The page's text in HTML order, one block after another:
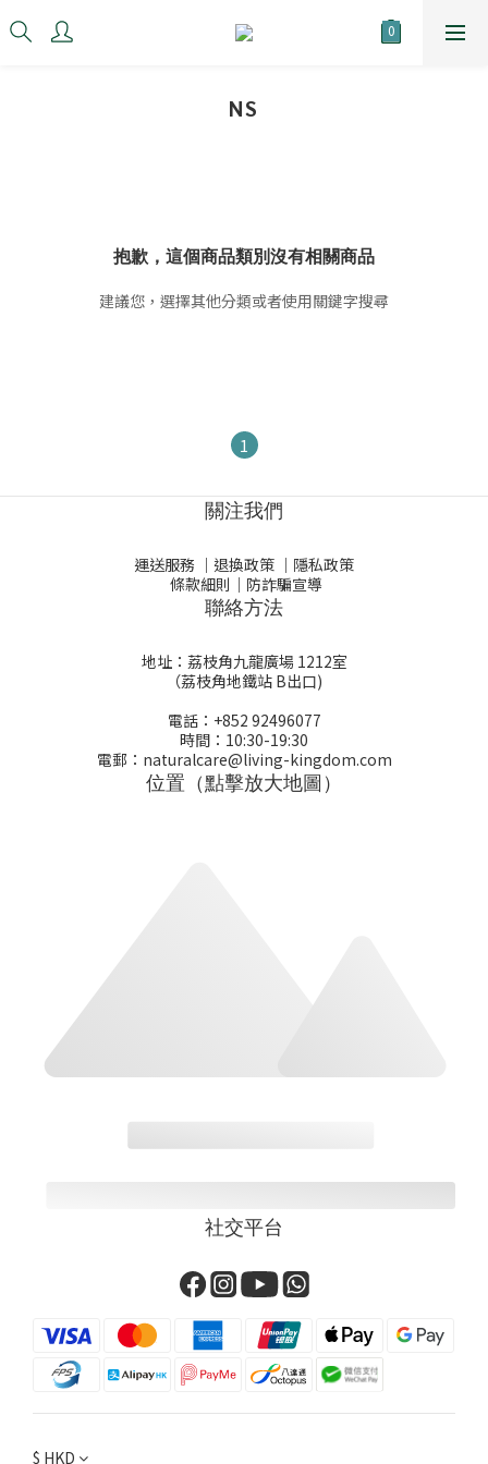
NS
抱歉，這個商品類別沒有相關商品
建議您，選擇其他分類或者使用關鍵字搜尋
1
關注我們
運送服務 ｜ 退換政策 ｜ 隱私政策
條款細則 ｜ 防詐騙宣導
聯絡方法
地址：荔枝角九龍廣場 1212室
（荔枝角地鐵站 B出口)
電話：+852 92496077
時間：10:30-19:30
電郵：naturalcare@living-kingdom.com
位置（點擊放大地圖）
社交平台
$ HKD